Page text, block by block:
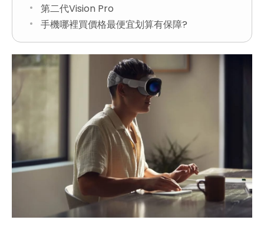
第二代Vision Pro
手機哪裡買價格最便宜划算有保障?